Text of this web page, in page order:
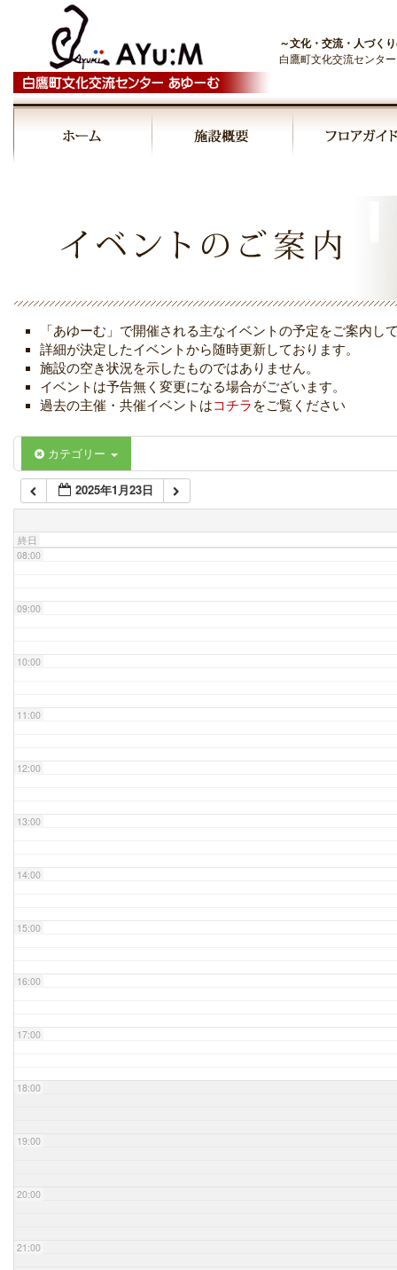
～文化・交流・人づく
白鷹町文化交流センタ
「あゆーむ」で開催される主なイベントの予定をご案内し
詳細が決定したイベントから随時更新しております。
施設の空き状況を示したものではありません。
イベントは予告無く変更になる場合がございます。
過去の主催・共催イベントはコチラ をご覧ください
カテゴリー
2025年1月23日
終日
04:00
06:00
07:00
08:00
09:00
10:00
11:00
12:00
13:00
14:00
15:00
16:00
17:00
18:00
19:00
20:00
21:00